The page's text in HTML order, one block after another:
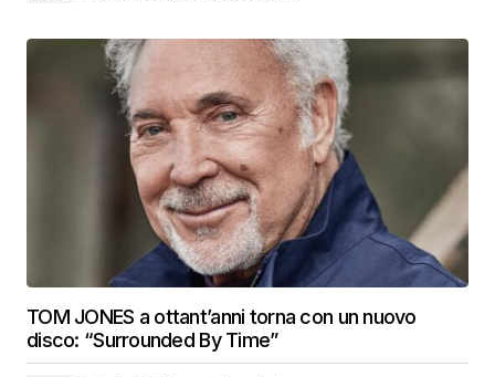
TOM JONES a ottant’anni torna con un nuovo
disco: “Surrounded By Time”